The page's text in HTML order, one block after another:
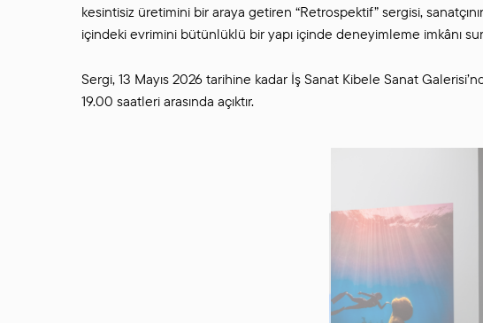
kesintisiz üretimini bir araya getiren “Retrospektif” sergisi,
içindeki evrimini bütünlüklü bir yapı içinde deneyimleme imkânı
Sergi, 13 Mayıs 2026 tarihine kadar İş Sanat Kibele Sanat
19.00 saatleri arasında açıktır.